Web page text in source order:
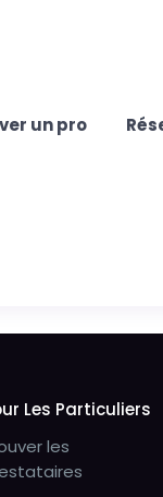
un pro
Les Particuliers
les